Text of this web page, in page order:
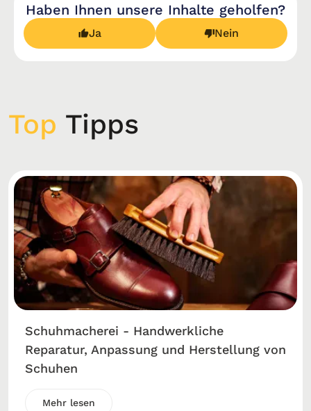
Haben Ihnen unsere Inhalte geholfen?
Ja Nein
Top Tipps
Schuhmacherei - Handwerkliche
Reparatur, Anpassung und Herstellung von
Schuhen
Mehr lesen